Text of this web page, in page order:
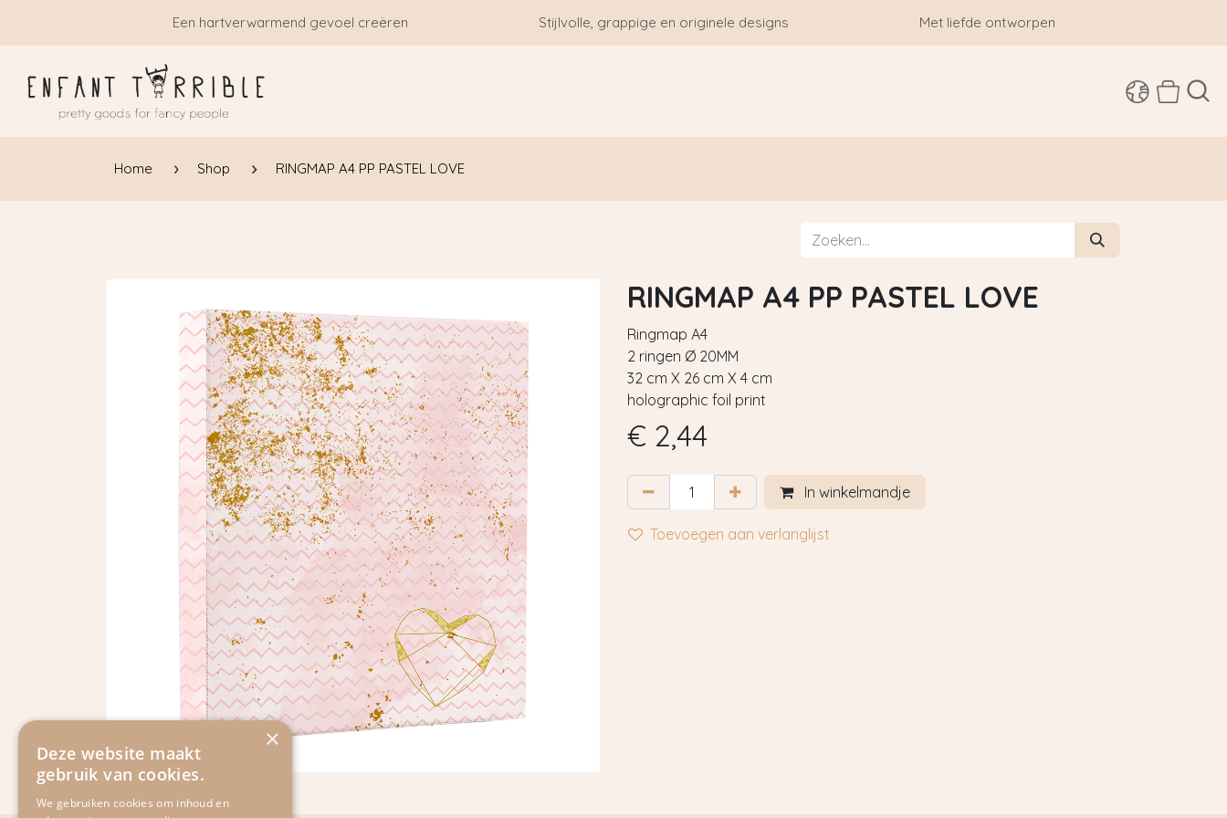
Een hartverwarmend gevoel creëren Stijlvolle, grappige en originele designs Met liefde ontworpen
Home Shop RINGMAP A4 PP PASTEL LOVE
RINGMAP A4 PP PASTEL LOVE
Ringmap A4
2 ringen Ø 20MM
32 cm X 26 cm X 4 cm
holographic foil print
€ 2,44
In winkelmandje
Toevoegen aan verlanglijst
×
Deze website maakt
gebruik van cookies.
We gebruiken cookies om inhoud en